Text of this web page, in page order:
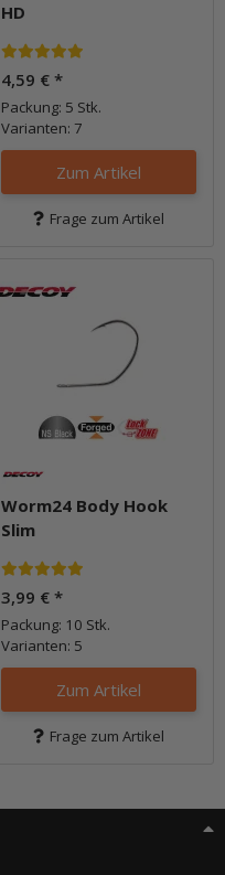
HD
4,59 € *
Packung: 5 Stk.
Varianten: 7
Zum Artikel
Frage zum Artikel
Worm24 Body Hook
Slim
3,99 € *
Packung: 10 Stk.
Varianten: 5
Zum Artikel
Frage zum Artikel